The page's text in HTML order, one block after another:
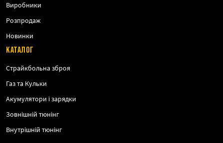
Виробники
Розпродаж
Новинки
КАТАЛОГ
Страйкбольна зброя
Газ та Кульки
Акумулятори і зарядки
Зовнішній тюнінг
Внутрішній тюнінг